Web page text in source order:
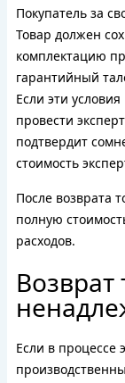
Покупатель за
Товар должен
комплектацию
гарантийный
Если эти
провести
подтвердит
стоимость
После возврата
полную
расходов.
Возврат
Если в процессе